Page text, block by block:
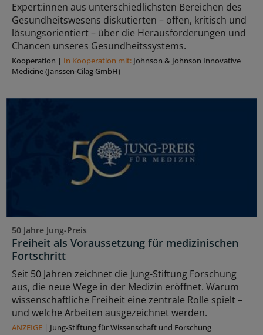
Expert:innen aus unterschiedlichsten Bereichen des
Gesundheitswesens diskutierten – offen, kritisch und
lösungsorientiert – über die Herausforderungen und
Chancen unseres Gesundheitssystems.
Kooperation | In Kooperation mit: Johnson & Johnson Innovative
Medicine (Janssen-Cilag GmbH)
50 Jahre Jung-Preis
Freiheit als Voraussetzung für medizinischen
Fortschritt
Seit 50 Jahren zeichnet die Jung-Stiftung Forschung
aus, die neue Wege in der Medizin eröffnet. Warum
wissenschaftliche Freiheit eine zentrale Rolle spielt –
und welche Arbeiten ausgezeichnet werden.
ANZEIGE | Jung-Stiftung für Wissenschaft und Forschung